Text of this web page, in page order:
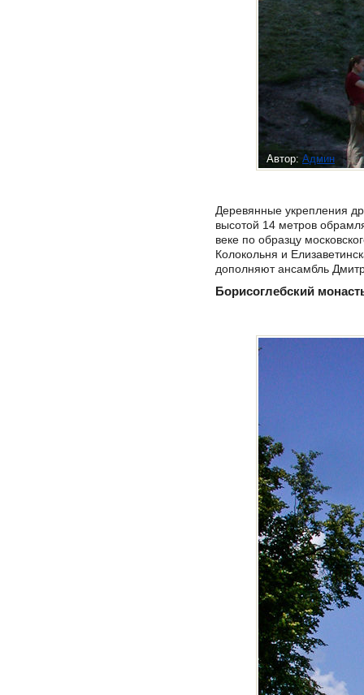
Автор: Админ
Деревянные укрепления
высотой 14 метров
веке по образцу
Колокольня и
дополняют ансамбль
Борисоглебский